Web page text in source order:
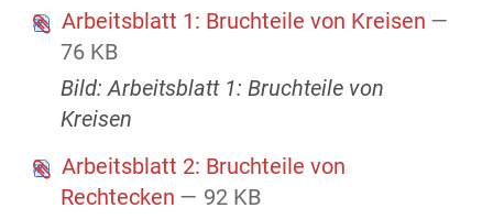
Arbeitsblatt 1: Bruchteile von Kreisen —
76 KB
Bild: Arbeitsblatt 1: Bruchteile von
Kreisen
Arbeitsblatt 2: Bruchteile von
Rechtecken — 92 KB